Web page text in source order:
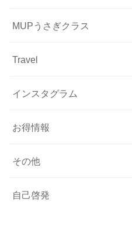
MUPうさぎクラス
Travel
インスタグラム
お得情報
その他
自己啓発